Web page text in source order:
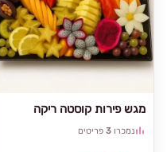
מגש פירות קוסטה ריקה
נמכרו 3 פריטים